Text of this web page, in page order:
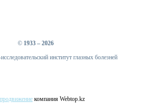
© 1933 – 2026
институт глазных болезней
компания Webtop.kz